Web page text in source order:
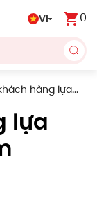
VI 0
hàng lựa
lựa